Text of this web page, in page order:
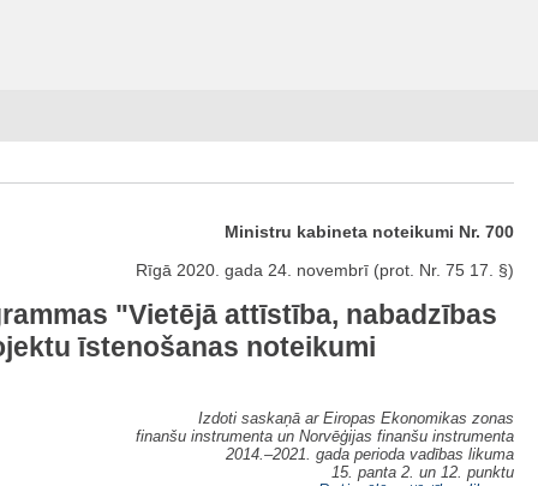
Ministru kabineta noteikumi Nr. 700
Rīgā 2020. gada 24. novembrī (prot. Nr. 75 17. §)
"Vietējā attīstība, nabadzības
īstenošanas noteikumi
Izdoti saskaņā ar Eiropas Ekonomikas zonas
finanšu instrumenta un Norvēģijas finanšu instrumenta
2014.–2021. gada perioda vadības likuma
15. panta 2. un 12. punktu